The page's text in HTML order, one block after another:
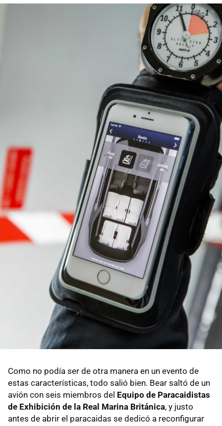
Como no podía ser de otra manera en un evento de
estas características, todo salió bien. Bear saltó de un
avión con seis miembros del Equipo de Paracaidistas
de Exhibición de la Real Marina Británica, y justo
antes de abrir el paracaidas se dedicó a reconfigurar